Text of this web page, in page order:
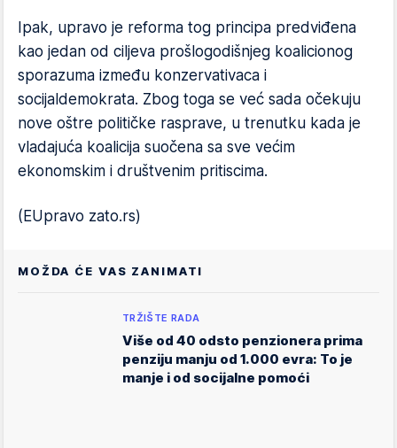
Ipak, upravo je reforma tog principa predviđena
kao jedan od ciljeva prošlogodišnjeg koalicionog
sporazuma između konzervativaca i
socijaldemokrata. Zbog toga se već sada očekuju
nove oštre političke rasprave, u trenutku kada je
vladajuća koalicija suočena sa sve većim
ekonomskim i društvenim pritiscima.
(EUpravo zato.rs)
MOŽDA ĆE VAS ZANIMATI
TRŽIŠTE RADA
Više od 40 odsto penzionera prima
penziju manju od 1.000 evra: To je
manje i od socijalne pomoći